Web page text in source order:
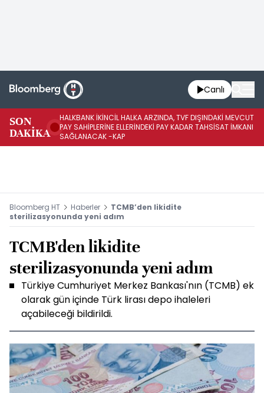
Canlı
SON
DAKİKA
HALKBANK İKİNCİL HALKA ARZINDA, TVF DIŞINDAKİ MEVCUT
PAY SAHİPLERİNE ELLERİNDEKİ PAY KADAR TAHSİSAT İMKANI
SAĞLANACAK -KAP
Bloomberg HT Haberler
TCMB’den likidite
sterilizasyonunda yeni adım
TCMB'den likidite
sterilizasyonunda yeni adım
Türkiye Cumhuriyet Merkez Bankası'nın (TCMB) ek
olarak gün içinde Türk lirası depo ihaleleri
açabileceği bildirildi.